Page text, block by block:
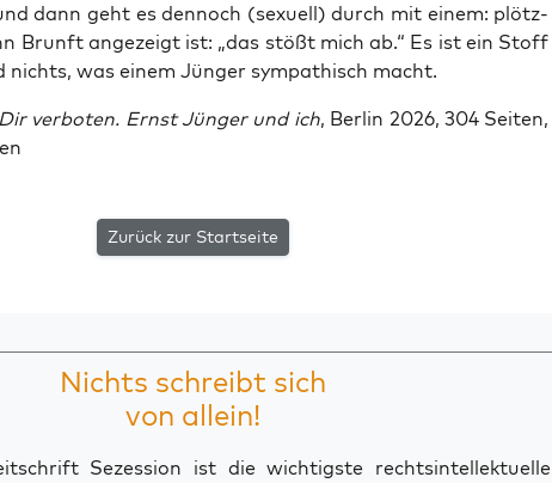
dann geht es den­noch (sexu­ell) durch mit einem: plötz­
Brunft ange­zeigt ist: „das stößt mich ab.“ Es ist ein Stoff
nichts, was einem Jün­ger sym­pa­thisch macht.
ver­bo­ten. Ernst Jün­ger und ich, Ber­lin 2026, 304 Sei­ten,
Zurück zur Startseite
Nichts schreibt sich
von allein!
Sezession ist die wichtigste rechtsintellektuelle